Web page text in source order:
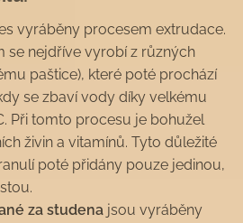
vyráběny procesem extrudace.
se nejdříve vyrobí z různých
paštice), které poté prochází
se zbaví vody díky velkému
Při tomto procesu je bohužel
živin a vitamínů. Tyto důležité
poté přidány pouze jedinou,
za studena jsou vyráběny